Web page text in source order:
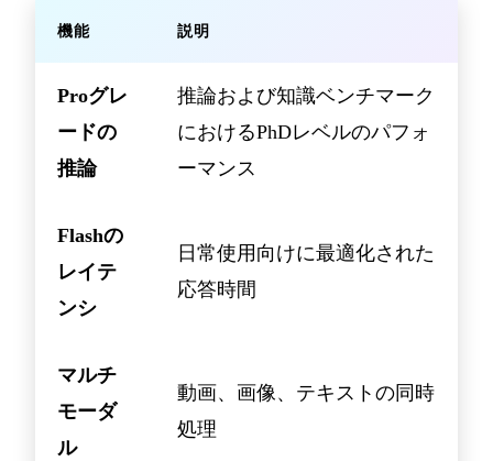
機能 説明
Proグレ
ードの
推論
推論および知識ベンチマーク
におけるPhDレベルのパフォ
ーマンス
Flashの
レイテ
ンシ
日常使用向けに最適化された
応答時間
マルチ
モーダ
ル
動画、画像、テキストの同時
処理